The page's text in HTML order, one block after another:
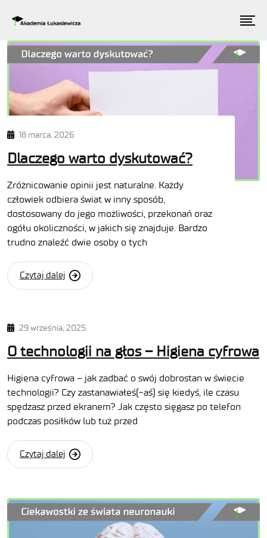
18 marca, 2026
Dlaczego warto dyskutować?
Zróżnicowanie opinii jest naturalne. Każdy
człowiek odbiera świat w inny sposób,
dostosowany do jego możliwości, przekonań oraz
ogółu okoliczności, w jakich się znajduje. Bardzo
trudno znaleźć dwie osoby o tych
Czytaj dalej
29 września, 2025
O technologii na głos – Higiena cyfrowa
Higiena cyfrowa – jak zadbać o swój dobrostan w świecie
technologii? Czy zastanawiałeś(-aś) się kiedyś, ile czasu
spędzasz przed ekranem? Jak często sięgasz po telefon
podczas posiłków lub tuż przed
Czytaj dalej